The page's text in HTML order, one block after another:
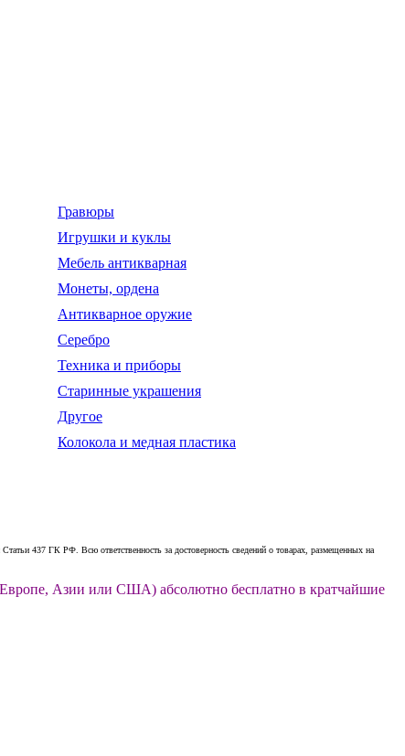
Гравюры
Игрушки и куклы
Мебель антикварная
Монеты, ордена
Антикварное оружие
Серебро
Техника и приборы
Старинные украшения
Другое
Колокола и медная пластика
437 ГК РФ. Всю ответственность за достоверность сведений о товарах, размещенных на
Европе, Азии или США) абсолютно бесплатно в кратчайшие